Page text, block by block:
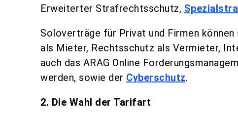
Erweiterter Strafrechtsschutz,
Soloverträge für Privat und Firmen
als Mieter, Rechtsschutz als Vermieter,
auch das ARAG Online
werden, sowie der Cyberschutz.
2. Die Wahl der Tarifart